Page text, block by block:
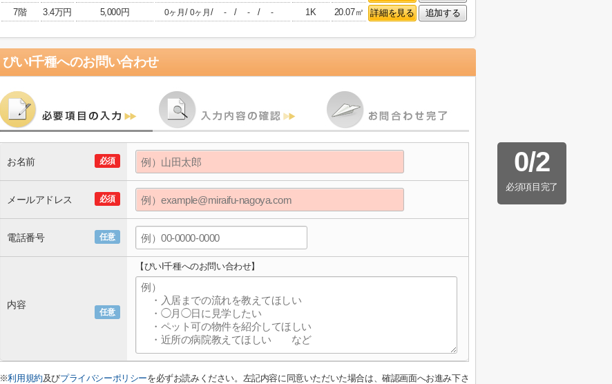
7階
3.4万円 5,000円 0ヶ月 / 0ヶ月 / - / - / - 1K 20.07㎡ 詳細を見る 追加する
びいI千種へのお問い合わせ
0/2
必須項目完了
必須
お名前
必須
メールアドレス
任意
電話番号
任意
内容
【びいI千種へのお問い合わせ】
※利用規約及びプライバシーポリシーを必ずお読みください。左記内容に同意いただいた場合は、確認画面へお進み下さ